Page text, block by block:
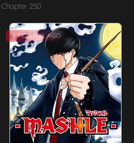
Chapter 250
7 MONTHS AGO